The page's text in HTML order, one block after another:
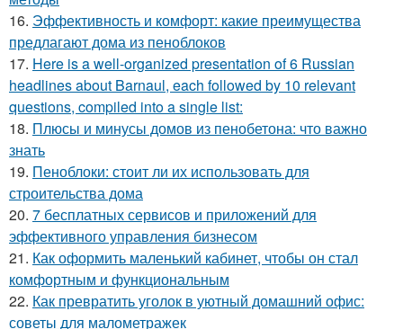
16. Эффективность и комфорт: какие преимущества
предлагают дома из пеноблоков
17. Here is a well-organized presentation of 6 Russian
headlines about Barnaul, each followed by 10 relevant
questions, compiled into a single list:
18. Плюсы и минусы домов из пенобетона: что важно
знать
19. Пеноблоки: стоит ли их использовать для
строительства дома
20. 7 бесплатных сервисов и приложений для
эффективного управления бизнесом
21. Как оформить маленький кабинет, чтобы он стал
комфортным и функциональным
22. Как превратить уголок в уютный домашний офис:
советы для малометражек